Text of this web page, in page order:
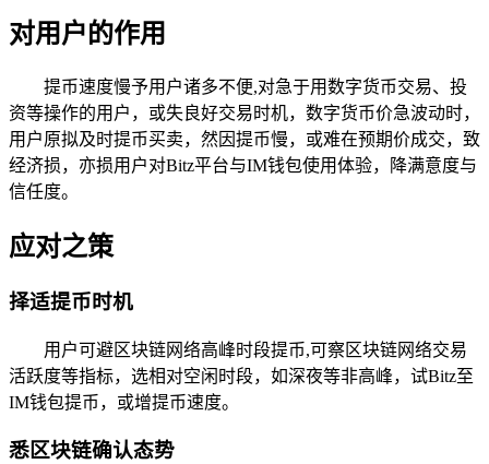
对用户的作用
提币速度慢予用户诸多不便,对急于用数字货币交易、投
资等操作的用户，或失良好交易时机，数字货币价急波动时，
用户原拟及时提币买卖，然因提币慢，或难在预期价成交，致
经济损，亦损用户对Bitz平台与IM钱包使用体验，降满意度与
信任度。
应对之策
择适提币时机
用户可避区块链网络高峰时段提币,可察区块链网络交易
活跃度等指标，选相对空闲时段，如深夜等非高峰，试Bitz至
IM钱包提币，或增提币速度。
悉区块链确认态势